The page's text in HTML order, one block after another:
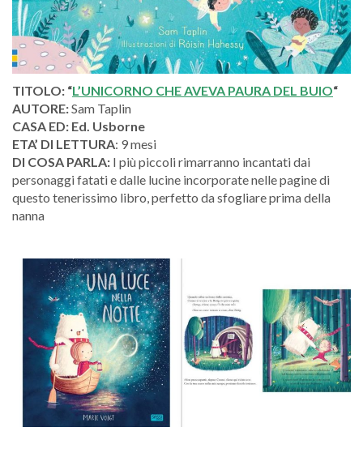
TITOLO: “L’UNICORNO CHE AVEVA PAURA DEL BUIO“
AUTORE:Sam Taplin
CASA ED: Ed. Usborne
ETA’ DI LETTURA: 9 mesi
DI COSA PARLA: I più piccoli rimarranno incantati dai
personaggi fatati e dalle lucine incorporate nelle pagine di
questo tenerissimo libro, perfetto da sfogliare prima della
nanna